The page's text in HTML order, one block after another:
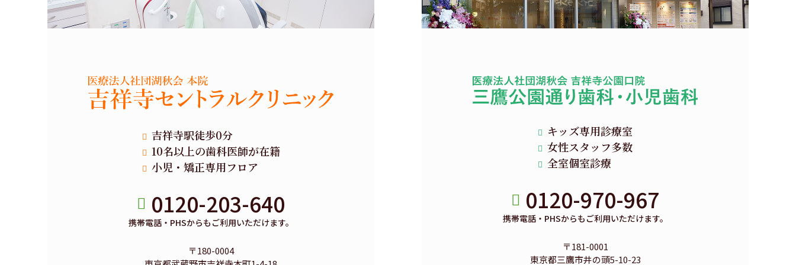
吉祥寺駅徒歩0分
10名以上の歯科医師が在籍
小児・矯正専用フロア
0120-203-640
携帯電話・PHSからもご利用いただけます。
〒180-0004
キッズ専用診療室
女性スタッフ多数
全室個室診療
0120-970-967
携帯電話・PHSからもご利用いただけます。
〒181-0001
東京都三鷹市井の頭5-10-23